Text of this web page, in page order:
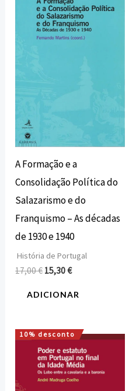
A Formação e a
Consolidação Política do
Salazarismo e do
Franquismo – As décadas
de 1930 e 1940
História de Portugal
17,00€
original
era:
17,00 €.
15,30€
atual
é:
15,30 €.
ADICIONAR
10% desconto
O
preço
original
era:
12,00 €.
O
preço
atual
é:
10,80 €.